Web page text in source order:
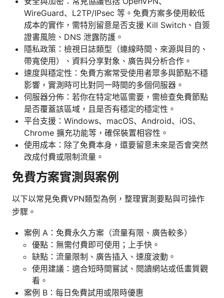
WireGuard、L2TP/IPsec 等。免費方案多使用較低
成本的實作，需特別留意是否支援 Kill Switch、自簽
證書風險、DNS 泄露防護。
隱私政策：檢視日誌類型（連線時間、來源與目的、
帶寬使用）、資料分享對象、廣告與分析合作。
速度與穩定性：免費方案常受使用者眾多與節點不穩
影響，實測時可比對同一時間的多個伺服器。
伺服器分佈：若你在特定地區需要，需檢查免費節點
是否覆蓋該區域，且是否有穩定的穩定性。
平台支援：Windows、macOS、Android、iOS、
Chrome 擴充功能等，確保裝置相容性。
使用成本：除了免費本身，還要留意未來是否會突然
改成付費或限制流量。
免費方案實測與案例
以下以常見免費VPN類型為例，整理實測要點與可操作
步驟。
案例 A：免費永久方案（流量有限、廣告較多）
優點：無需付費即可使用；上手快。
缺點：流量限制、廣告插入、速度波動。
使用建議：適合短時間嘗試、閱讀網站或低畫質觀
看。
案例 B：每日免費試用或限時優惠